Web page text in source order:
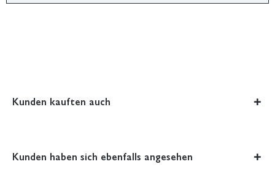
Kunden kauften auch
Kunden haben sich ebenfalls angesehen